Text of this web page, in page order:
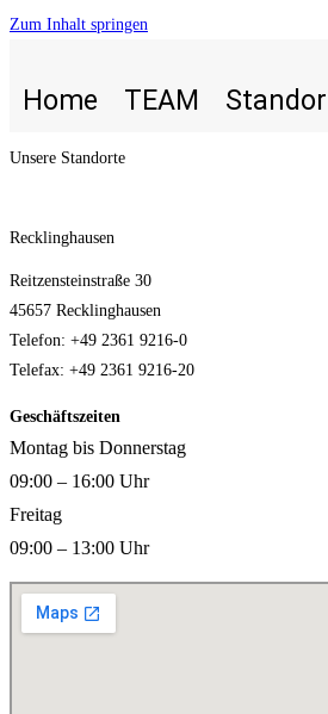
Zum Inhalt springen
Home TEAM
Unsere Standorte
Recklinghausen
Reitzensteinstraße 30
45657 Recklinghausen
Telefon: +49 2361 9216-0
Telefax: +49 2361 9216-20
Geschäftszeiten
Montag bis Donnerstag
09:00 – 16:00 Uhr
Freitag
09:00 – 13:00 Uhr